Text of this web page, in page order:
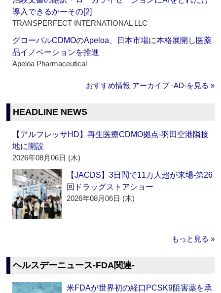
導入できるかーその[2]
TRANSPERFECT INTERNATIONAL LLC
グローバルCDMOのApeloa、日本市場に本格展開し医薬
品イノベーションを推進
Apeloa Pharmaceutical
おすすめ情報 アーカイブ ‐AD‐を見る »
HEADLINE NEWS
【アルフレッサHD】再生医療CDMO拠点‐羽田空港隣接
地に開設
2026年08月06日 (木)
【JACDS】3日間で11万人超が来場‐第26
回ドラッグストアショー
2026年08月06日 (木)
もっと見る »
ヘルスデーニュース‐FDA関連‐
米FDAが世界初の経口PCSK9阻害薬を承